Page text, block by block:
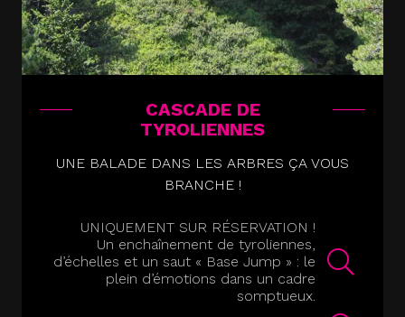
CASCADE DE
TYROLIENNES
UNE BALADE DANS LES ARBRES ÇA VOUS
BRANCHE !
UNIQUEMENT SUR RÉSERVATION !
Un enchaînement de tyroliennes,
d’échelles et un saut « Base Jump » : le
plein d’émotions dans un cadre
somptueux.